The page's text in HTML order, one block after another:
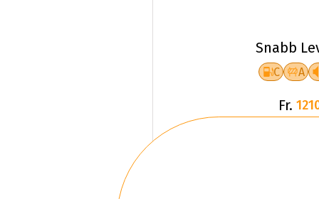
Snabb
C A
Fr.